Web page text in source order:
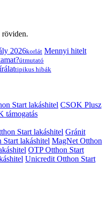
röviden.
2026korlát Mennyi hitelt
útmutató
tipikus hibák
Start lakáshitel CSOK Plusz
támogatás
Start lakáshitel Gránit
lakáshitel MagNet Otthon
OTP Otthon Start
Unicredit Otthon Start